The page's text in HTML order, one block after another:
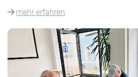
mehr erfahren